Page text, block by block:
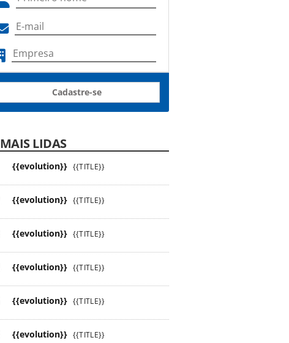
Cadastre-se
MAIS LIDAS
{{evolution}} {{TITLE}}
{{evolution}} {{TITLE}}
{{evolution}} {{TITLE}}
{{evolution}} {{TITLE}}
{{evolution}} {{TITLE}}
{{evolution}} {{TITLE}}